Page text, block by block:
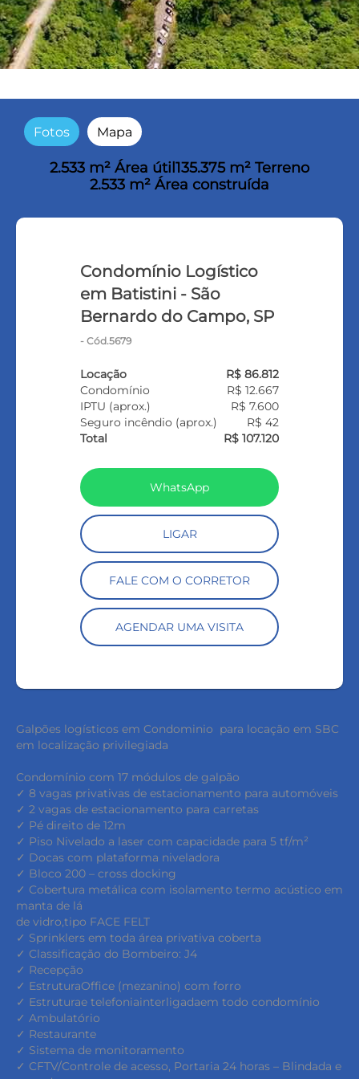
Fotos Mapa
2.533 m² Área útil135.375 m² Terreno
2.533 m² Área construída
Condomínio Logístico
em Batistini - São
Bernardo do Campo, SP
- Cód.5679
Locação
R$ 86.812
Condomínio
R$ 12.667
IPTU (aprox.)
R$ 7.600
Seguro incêndio (aprox.)
R$ 42
Total
R$ 107.120
WhatsApp
LIGAR
FALE COM O CORRETOR
AGENDAR UMA VISITA
Galpões logísticos em Condominio para locação em SBC
em localização privilegiada
Condomínio com 17 módulos de galpão
✓ 8 vagas privativas de estacionamento para automóveis
✓ 2 vagas de estacionamento para carretas
✓ Pé direito de 12m
✓ Piso Nivelado a laser com capacidade para 5 tf/m²
✓ Docas com plataforma niveladora
✓ Bloco 200 – cross docking
✓ Cobertura metálica com isolamento termo acústico em
manta de lá
de vidro,tipo FACE FELT
✓ Sprinklers em toda área privativa coberta
✓ Classificação do Bombeiro: J4
✓ Recepção
✓ EstruturaOffice (mezanino) com forro
✓ Estruturae telefoniainterligadaem todo condomínio
✓ Ambulatório
✓ Restaurante
✓ Sistema de monitoramento
✓ CFTV/Controle de acesso, Portaria 24 horas – Blindada e